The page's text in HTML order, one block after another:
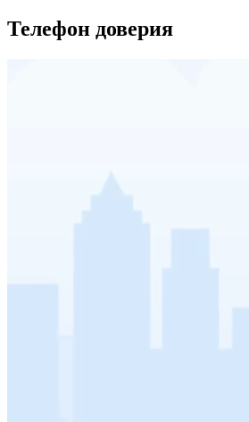
Телефон доверия